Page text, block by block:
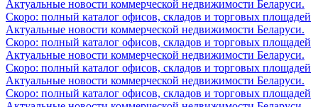
Актуальные новости коммерческой недвижимости Беларуси.
Скоро: полный каталог офисов, складов и торговых площадей
Актуальные новости коммерческой недвижимости Беларуси.
Скоро: полный каталог офисов, складов и торговых площадей
Актуальные новости коммерческой недвижимости Беларуси.
Скоро: полный каталог офисов, складов и торговых площадей
Актуальные новости коммерческой недвижимости Беларуси.
Скоро: полный каталог офисов, складов и торговых площадей